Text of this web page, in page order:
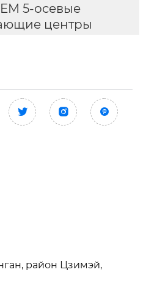
5-осевые
центры
  
район Цзимэй,